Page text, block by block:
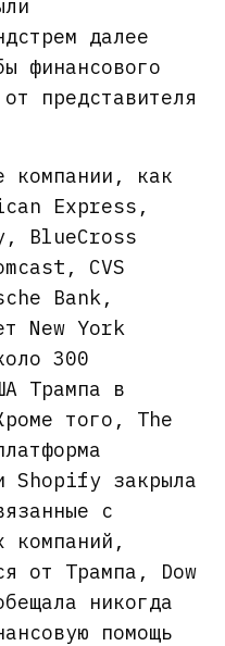
далее
финансового
представителя
компании, как
Express,
BlueCross
CVS
Bank,
New York
300
Трампа в
того, The
Shopify закрыла
с
компаний,
от Трампа, Dow
никогда
помощь